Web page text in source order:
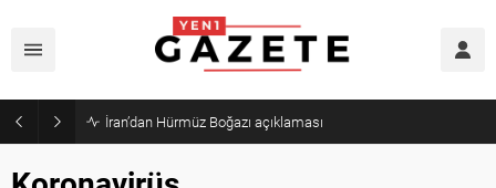
Öğrenci affı yürürlüğe girdi!